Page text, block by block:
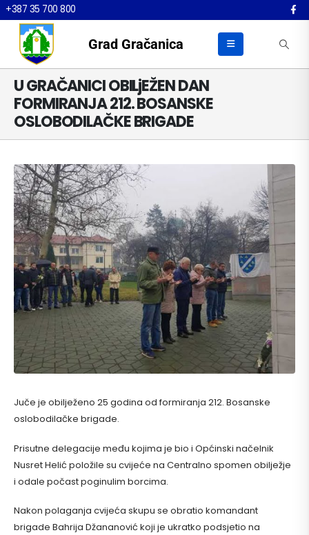
+387 35 700 800
Grad Gračanica
U GRAČANICI OBILjEŽEN DAN
FORMIRANJA 212. BOSANSKE
OSLOBODILAČKE BRIGADE
Juče je obilježeno 25 godina od formiranja 212. Bosanske
oslobodilačke brigade.
Prisutne delegacije među kojima je bio i Općinski načelnik
Nusret Helić položile su cvijeće na Centralno spomen obilježje
i odale počast poginulim borcima.
Nakon polaganja cvijeća skupu se obratio komandant
brigade Bahrija Džananović koji je ukratko podsjetio na